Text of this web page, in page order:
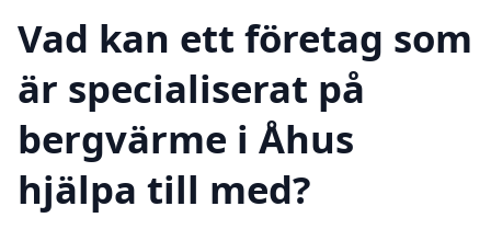
Vad kan ett företag som
är specialiserat på
bergvärme i Åhus
hjälpa till med?